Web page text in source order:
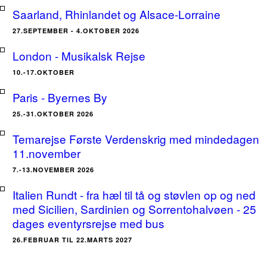
Saarland, Rhinlandet og Alsace-Lorraine
27.SEPTEMBER - 4.OKTOBER 2026
London - Musikalsk Rejse
10.-17.OKTOBER
Paris - Byernes By
25.-31.OKTOBER 2026
Temarejse Første Verdenskrig med mindedagen
11.november
7.-13.NOVEMBER 2026
Italien Rundt - fra hæl til tå og støvlen op og ned
med Sicilien, Sardinien og Sorrentohalvøen - 25
dages eventyrsrejse med bus
26.FEBRUAR TIL 22.MARTS 2027